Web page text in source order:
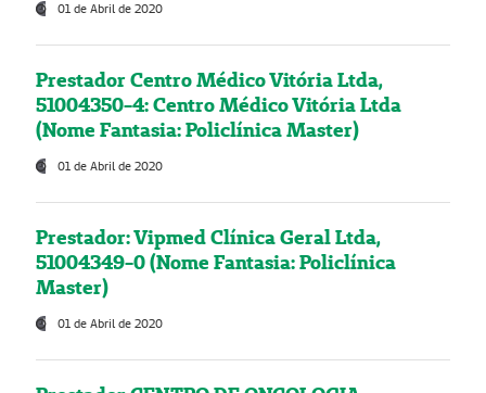
01 de Abril de 2020
Prestador Centro Médico Vitória Ltda,
51004350-4: Centro Médico Vitória Ltda
(Nome Fantasia: Policlínica Master)
01 de Abril de 2020
Prestador: Vipmed Clínica Geral Ltda,
51004349-0 (Nome Fantasia: Policlínica
Master)
01 de Abril de 2020